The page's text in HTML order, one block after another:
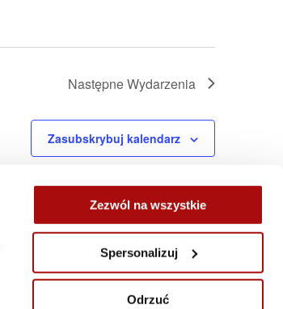
Zezwól na wszystkie
Spersonalizuj
Odrzuć
NastępneWydarzenia
Zasubskrybuj kalendarz